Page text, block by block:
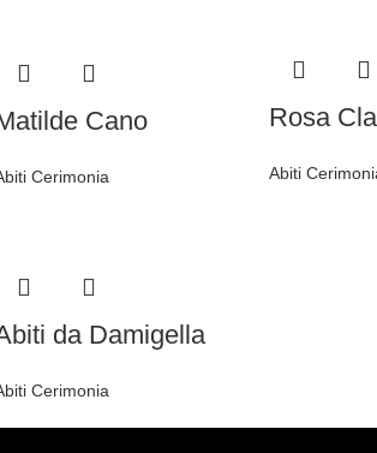
Cano
Cerimonia
Rosa
Abiti
da Damigella
Cerimonia